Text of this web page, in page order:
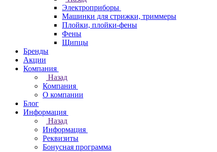
Электроприборы
Машинки для стрижки, триммеры
Плойки, плойки-фены
Фены
Щипцы
Бренды
Акции
Компания
Назад
Компания
О компании
Блог
Информация
Назад
Информация
Реквизиты
Бонусная программа